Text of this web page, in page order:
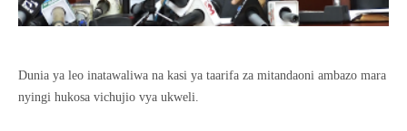
Dunia ya leo inatawaliwa na kasi ya taarifa za mitandaoni ambazo mara
nyingi hukosa vichujio vya ukweli.